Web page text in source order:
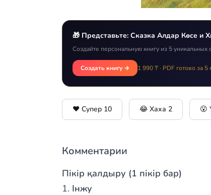
🎁 Представьте: Сказка Алдар Көсе и
Создайте персональную книгу из 5
Создать книгу → 1 990 ₸ · PDF готово за 5
❤️ Супер 10 😂 Хаха 2 😮
Комментарии
Пікір қалдыру (1 пікір бар)
Інжу